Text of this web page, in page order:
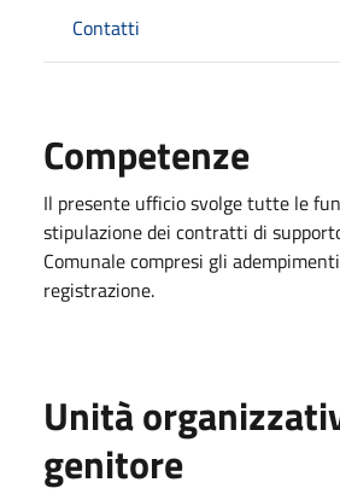
Contatti
Competenze
Il presente ufficio svolge tutte le
stipulazione dei contratti di
Comunale compresi gli
registrazione.
Unità
genitore